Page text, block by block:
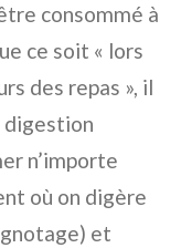
consommé à
ce soit « lors
des repas », il
digestion
n’importe
où on digère
et